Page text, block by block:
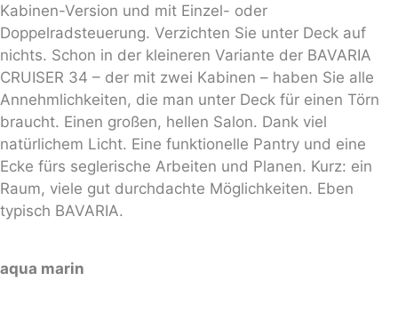
Kabinen-Version und mit Einzel- oder
Doppelradsteuerung. Verzichten Sie unter Deck auf
nichts. Schon in der kleineren Variante der BAVARIA
CRUISER 34 – der mit zwei Kabinen – haben Sie alle
Annehmlichkeiten, die man unter Deck für einen Törn
braucht. Einen großen, hellen Salon. Dank viel
natürlichem Licht. Eine funktionelle Pantry und eine
Ecke fürs seglerische Arbeiten und Planen. Kurz: ein
Raum, viele gut durchdachte Möglichkeiten. Eben
typisch BAVARIA.
aqua marin